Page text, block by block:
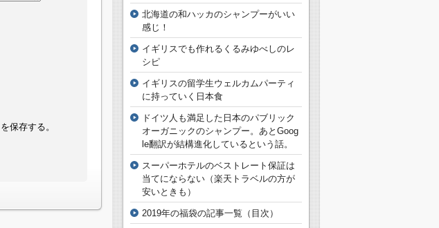
保存する。
北海道の和ハッカのシャンプーがいい
感じ！
イギリスでも作れるくるみゆべしのレ
シピ
イギリスの留学生ウェルカムパーティ
に持っていく日本食
ドイツ人も満足した日本のパブリック
オーガニックのシャンプー。あとGoog
le翻訳が結構進化しているという話。
スーパーホテルのベストレート保証は
当てにならない（楽天トラベルの方が
安いときも）
2019年の福袋の記事一覧（目次）